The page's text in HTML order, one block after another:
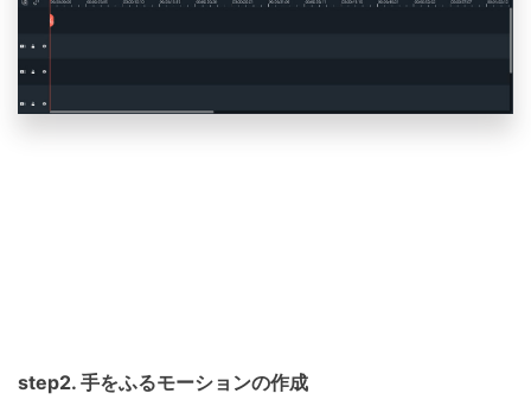
step2. 手をふるモーションの作成